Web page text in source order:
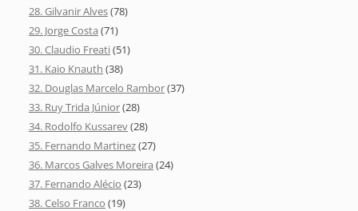
28. Gilvanir Alves(78)
29. Jorge Costa (71)
30. Claudio Freati(51)
31. Kaio Knauth (38)
32. Douglas Marcelo Rambor(37)
33. Ruy Trida Júnior(28)
34. Rodolfo Kussarev(28)
35. Fernando Martinez(27)
36. Marcos Galves Moreira (24)
37. Fernando Alécio (23)
38. Celso Franco (19)